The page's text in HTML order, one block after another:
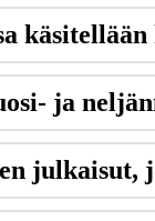
käsitellään
- ja neljä
julkaisut,